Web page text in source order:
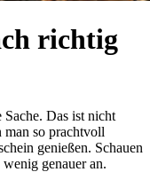
richtig
Das ist nicht
so prachtvoll
genießen. Schauen
genauer an.